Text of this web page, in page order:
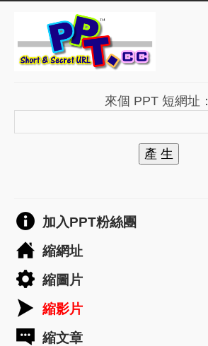
來個 PPT 短網址：
產 生
加入PPT粉絲團
縮網址
縮圖片
縮影片
縮文章